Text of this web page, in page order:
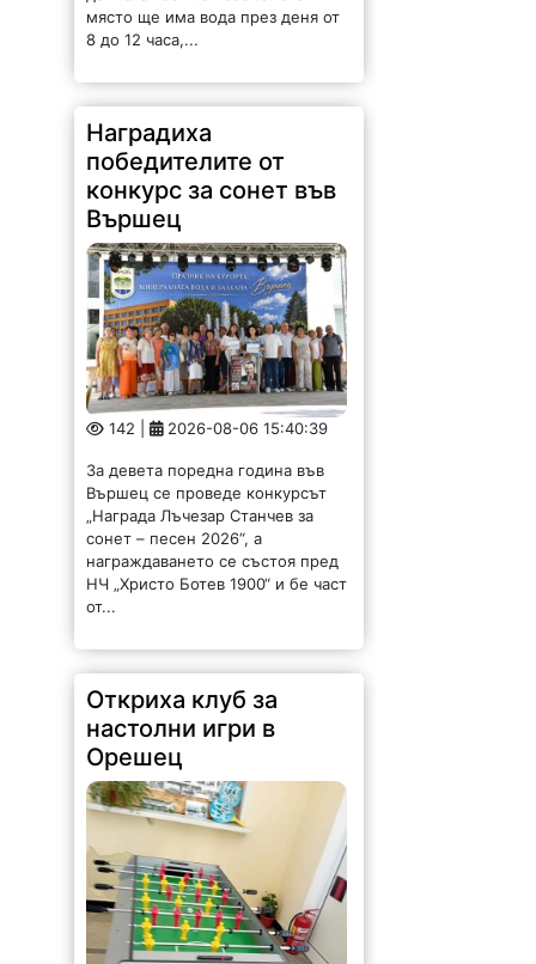
място ще има вода през деня от
8 до 12 часа,...
Наградиха
победителите от
конкурс за сонет във
Вършец
142 | 2026-08-06 15:40:39
За девета поредна година във
Вършец се проведе конкурсът
„Награда Лъчезар Станчев за
сонет – песен 2026“, а
награждаването се състоя пред
НЧ „Христо Ботев 1900“ и бе част
от...
Откриха клуб за
настолни игри в
Орешец